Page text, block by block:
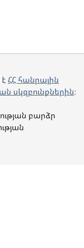
ՀՀ հանրային
սկզբունքներին։
բարձր